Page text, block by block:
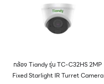
กล้อง Tiandy รุ่น TC-C32HS 2MP
Fixed Starlight IR Turret Camera